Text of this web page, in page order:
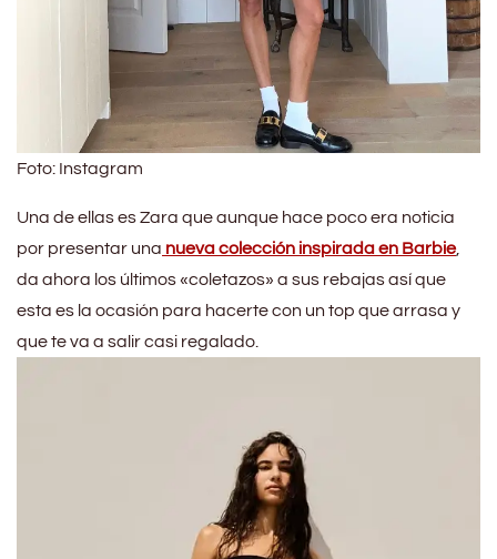
Foto: Instagram
Una de ellas es Zara que aunque hace poco era noticia
por presentar una nueva colección inspirada en Barbie,
da ahora los últimos «coletazos» a sus rebajas así que
esta es la ocasión para hacerte con un top que arrasa y
que te va a salir casi regalado.